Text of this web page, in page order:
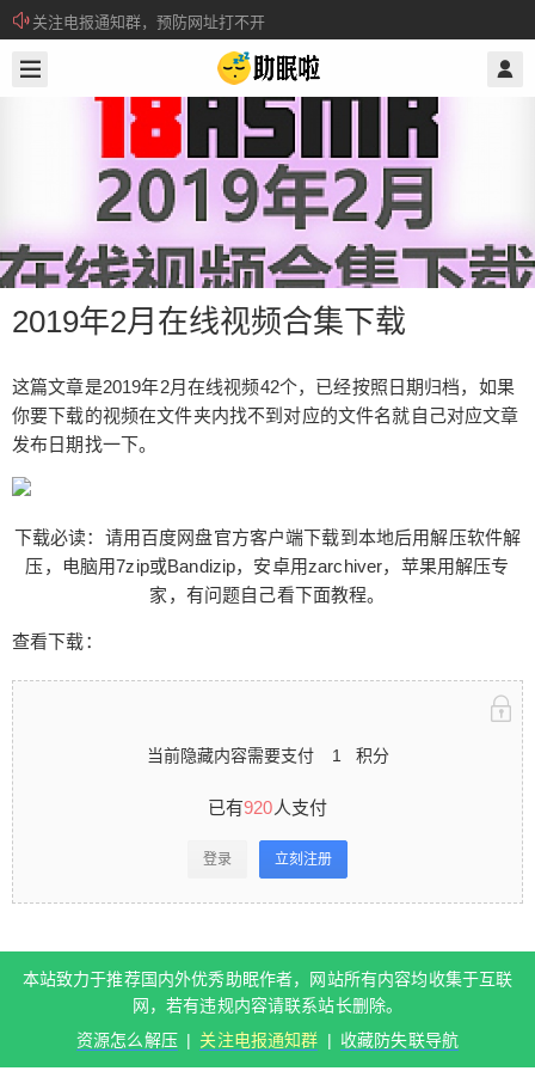
关注电报通知群，预防网址打不开
所有注册用户记得每日来签到领取积分。
2019年2月在线视频合集下载
这篇文章是2019年2月在线视频42个，已经按照日期归档，如果
你要下载的视频在文件夹内找不到对应的文件名就自己对应文章
发布日期找一下。
下载必读：请用百度网盘官方客户端下载到本地后用解压软件解
压，电脑用7zip或Bandizip，安卓用zarchiver，苹果用解压专
家，有问题自己看下面教程。
查看下载：
当前隐藏内容需要支付 1 积分
已有920人支付
登录 立刻注册
本站致力于推荐国内外优秀助眠作者，网站所有内容均收集于互联
网，若有违规内容请联系站长删除。
资源怎么解压 | 关注电报通知群 | 收藏防失联导航
@ 助眠啦
2019年2月在线视频合集下载
期归档，如果你要下载的视频在文件夹内找不到对
应的文件名就自己对应文章发布日期找一下。 下载
必读：请用百度网盘官方客户端下载到本地后用解
压软件解压，电脑用7zip或Bandizip，安卓用zarchi
看下载： 当前隐藏内容需要支付1积分 已有920人
支付 登录立刻注册 本站致力于推荐国内外优秀助眠
作者，网站所有内容均收集于互联网，若有违规内
群 | 收藏防失联导航 0 收藏